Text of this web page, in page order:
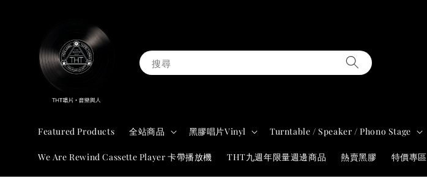
搜尋
Featured Products 全站商品 黑膠唱片Vinyl Turntable / Speaker / Phono Stage
We Are Rewind Cassette Player 卡帶播放機 THT九週年限量週邊商品 熱賣黑膠 特價專區